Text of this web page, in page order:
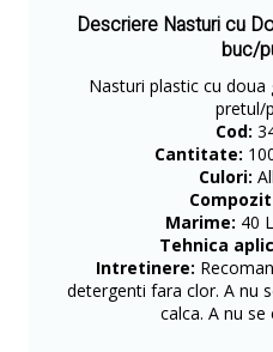
Descriere Nasturi cu
buc/
Nasturi plastic cu
pretul/
Cod:
Cantitate:
Culori:
Marime: 40
Tehnica
Intretinere:
detergenti fara clor. A nu
calca. A nu se